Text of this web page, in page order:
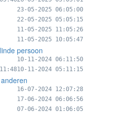
23-05-2025 06:05:00
22-05-2025 05:05:15
11-05-2025 11:05:26
11-05-2025 10:05:47
persoon
10-11-2024 06:11:50
10-11-2024 05:11:15
16-07-2024 12:07:28
17-06-2024 06:06:56
07-06-2024 01:06:05